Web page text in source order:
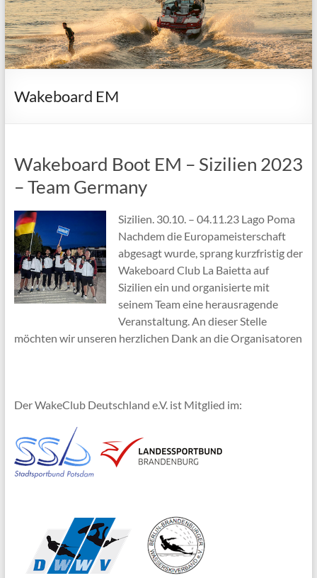
Wakeboard EM
Wakeboard Boot EM – Sizilien 2023
– Team Germany
Sizilien. 30.10. – 04.11.23 Lago Poma
Nachdem die Europameisterschaft
abgesagt wurde, sprang kurzfristig der
Wakeboard Club La Baietta auf
Sizilien ein und organisierte mit
seinem Team eine herausragende
Veranstaltung. An dieser Stelle
möchten wir unseren herzlichen Dank an die Organisatoren
Der WakeClub Deutschland e.V. ist Mitglied im: